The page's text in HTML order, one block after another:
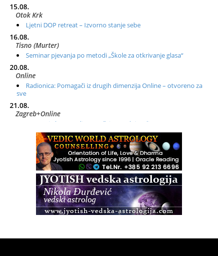
15.08.
Otok Krk
Ljetni DOP retreat – Izvorno stanje sebe
16.08.
Tisno (Murter)
Seminar pjevanja po metodi „Škole za otkrivanje glasa“
20.08.
Online
Radionica: Pomagači iz drugih dimenzija Online – otvoreno za
sve
21.08.
Zagreb+Online
Osnovni ThetaHealing® tečaj, Zagreb i Online
Zagreb
Osnovna radionica za izscjeljivanje pranom (Basic Pranic
Healing course)
Access BARS®, otpusti stres
Access Energetski Facelift®